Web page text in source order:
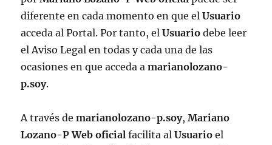
diferente en cada momento en que elUsuario
acceda al Portal. Por tanto, elUsuario debe leer
el Aviso Legal en todas y cada una de las
ocasiones en que acceda amarianolozano-
p.soy.
A través demarianolozano-p.soy,Mariano
Lozano-P Web oficial facilita alUsuario el